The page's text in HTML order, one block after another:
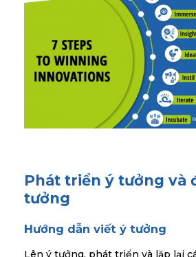
Phát triển ý tưởng và
tưởng
Hướng dẫn viết ý tưởng
Lên ý tưởng, phát triển và lặp lại